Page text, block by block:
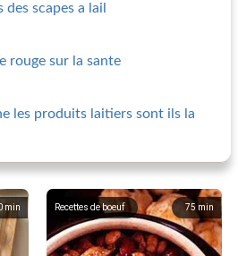
scapes a lail
rouge sur la sante
les produits laitiers sont ils la
min 75 min
Recettes de boeuf